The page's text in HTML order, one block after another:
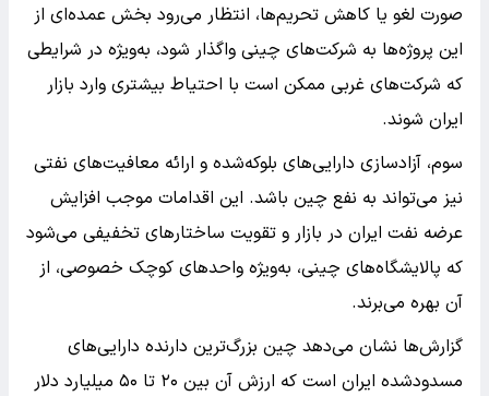
صورت لغو یا کاهش تحریم‌ها، انتظار می‌رود بخش عمده‌ای از
این پروژه‌ها به شرکت‌های چینی واگذار شود، به‌ویژه در شرایطی
که شرکت‌های غربی ممکن است با احتیاط بیشتری وارد بازار
ایران شوند.
سوم، آزادسازی دارایی‌های بلوکه‌شده و ارائه معافیت‌های نفتی
نیز می‌تواند به نفع چین باشد. این اقدامات موجب افزایش
عرضه نفت ایران در بازار و تقویت ساختارهای تخفیفی می‌شود
که پالایشگاه‌های چینی، به‌ویژه واحدهای کوچک خصوصی، از
آن بهره می‌برند.
گزارش‌ها نشان می‌دهد چین بزرگ‌ترین دارنده دارایی‌های
مسدودشده ایران است که ارزش آن بین ۲۰ تا ۵۰ میلیارد دلار